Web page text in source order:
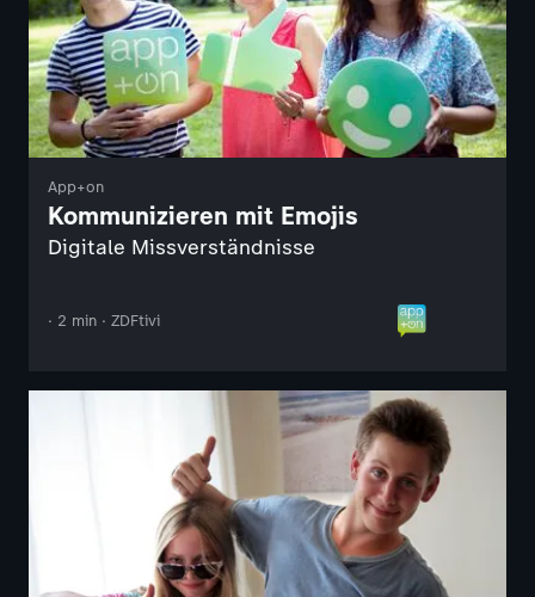
App+on
Kommunizieren mit Emojis
Digitale Missverständnisse
· 2 min · ZDFtivi